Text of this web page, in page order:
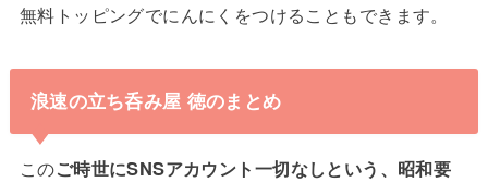
無料トッピングでにんにくをつけることもできます。
浪速の立ち呑み屋 徳のまとめ
このご時世にSNSアカウント一切なしという、昭和要